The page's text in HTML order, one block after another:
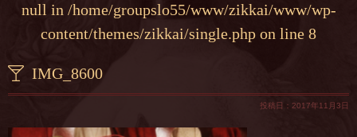
null in /home/groupslo55/www/zikkai/www/wp-
content/themes/zikkai/single.php on line 8
IMG_8600
投稿日：2017年11月3日